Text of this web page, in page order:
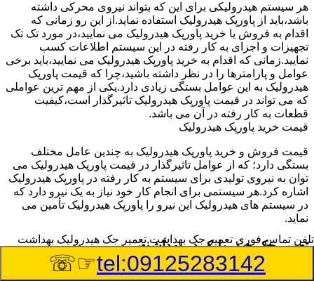
هر سیستم هیدرولیکی برای این که بتواند نیروی محرکی داشته
باشد،باید از پاورپک هیدرولیک استفاده نماید.از این رو زمانی که
اقدام به فروش یا خرید پاورپک هیدرولیک می نمایید،در مورد تک تک
تجهیزات و اجزای به کار رفته در این سیستم اطلاعات کسب
نمایید.زمانی که اقدام به خرید پاورپک هیدرولیک می نمایید،باید برخی
عوامل و پارامترها را در نظر داشته باشید،چرا که قیمت پاورپک
هیدرولیک به این عوامل بستگی زیادی دارد.یکی از مهم ترین عواملی
که می تواند در قیمت پاورپک هیدرولیک تاثیرگذار است،کیفیت
قطعات به کار رفته در آن می باشد.
قیمت خرید پاورپک هیدرولیک
قیمت فروش و خرید پاورپک هیدرولیک به چندین عامل مختلف
بستگی دارد؛ که از عوامل تاثیرگذار در قیمت پاورپک هیدرولیک می
توان به نیروی تولیدی برای سیستم به کار رفته در پاورپک هیدرولیک
اشاره کرد.هر سیستمی برای انجام کار خود نیاز به یک نیرو دارد که
در سیستم های هیدرولیک این نیرو را پاورپک هیدرولیک تأمین می
نماید.
تعمیر جک هیدرولیک در بهداشت
وسیله‎ای که با عملکرد خود موجب بلند شدن اهرم و یا وزن سنگین
تلفن تماس فوری تعمیر جک بهداشت,تعمیر جک هیدرولیک بهداشت
tel:09125283142
☞☏